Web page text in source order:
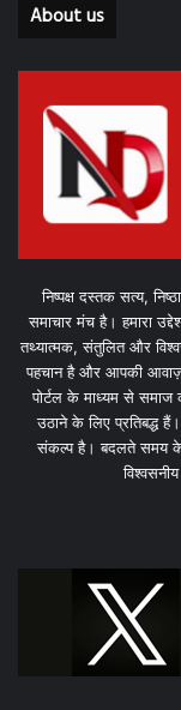
About us
निष्पक्ष दस्तक सत्य,
समाचार मंच है। हमारा
तथ्यात्मक, संतुलित और
पहचान है और आपकी आवाज़
पोर्टल के माध्यम से समाज
उठाने के लिए प्रतिबद्ध हैं।
संकल्प है। बदलते समय के